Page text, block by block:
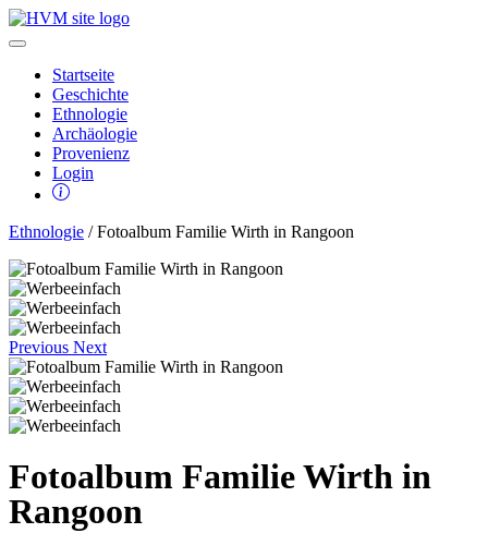
Startseite
Geschichte
Ethnologie
Archäologie
Provenienz
Login
Ethnologie / Fotoalbum Familie Wirth in Rangoon
Previous Next
Fotoalbum Familie Wirth in
Rangoon